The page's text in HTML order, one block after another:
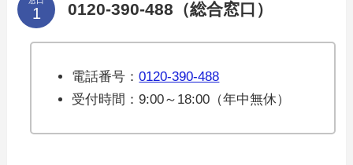
0120-390-488（総合窓口）
電話番号：0120-390-488
受付時間：9:00～18:00（年中無休）